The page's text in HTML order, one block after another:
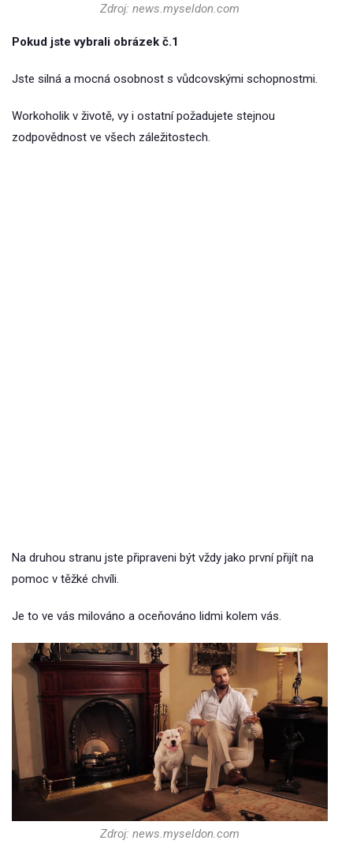
Zdroj: news.myseldon.com
Pokud jste vybrali obrázek č.1
Jste silná a mocná osobnost s vůdcovskými schopnostmi.
Workoholik v životě, vy i ostatní požadujete stejnou
zodpovědnost ve všech záležitostech.
Na druhou stranu jste připraveni být vždy jako první přijít na
pomoc v těžké chvíli.
Je to ve vás milováno a oceňováno lidmi kolem vás.
Zdroj: news.myseldon.com